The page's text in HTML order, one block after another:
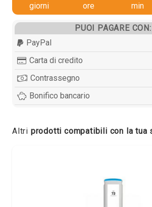
giorni
ore
min
PUOI PAGARE CON:
PayPal
Carta di credito
Contrassegno
Bonifico bancario
Altri prodotti compatibili con la tua